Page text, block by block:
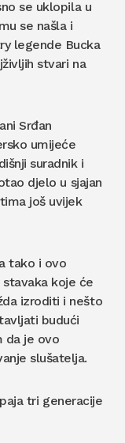
se uklopila u
se našla i
legende Bucka
stvari na
Srđan
umijeće
suradnik i
djelo u sjajan
još uvijek
tako i ovo
koje će
izroditi i nešto
budući
da je ovo
slušatelja.
tri generacije